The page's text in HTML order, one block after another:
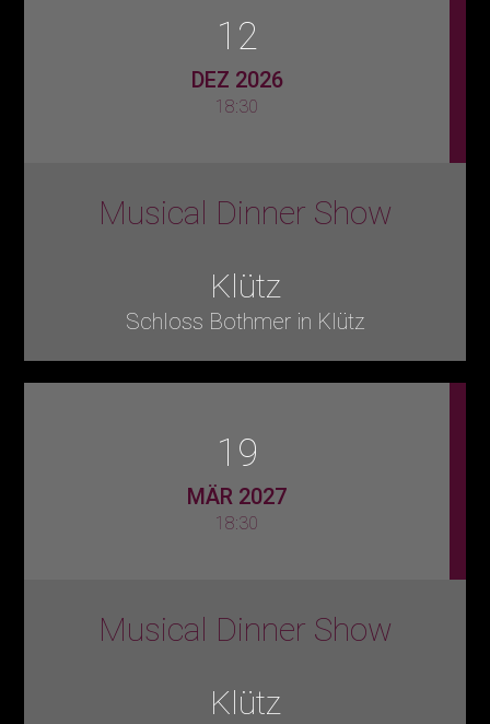
12
DEZ 2026
18:30
Musical Dinner Show
Klütz
Schloss Bothmer in Klütz
19
MÄR 2027
18:30
Musical Dinner Show
Klütz